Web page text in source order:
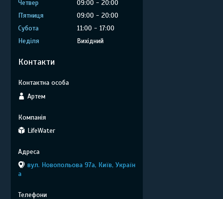
Четвер
09:00
20:00
Пʼятниця
09:00
20:00
Субота
11:00
17:00
Неділя
Вихідний
Контакти
Артем
LifeWater
вул. Новопольова 97а, Київ, Україн
а